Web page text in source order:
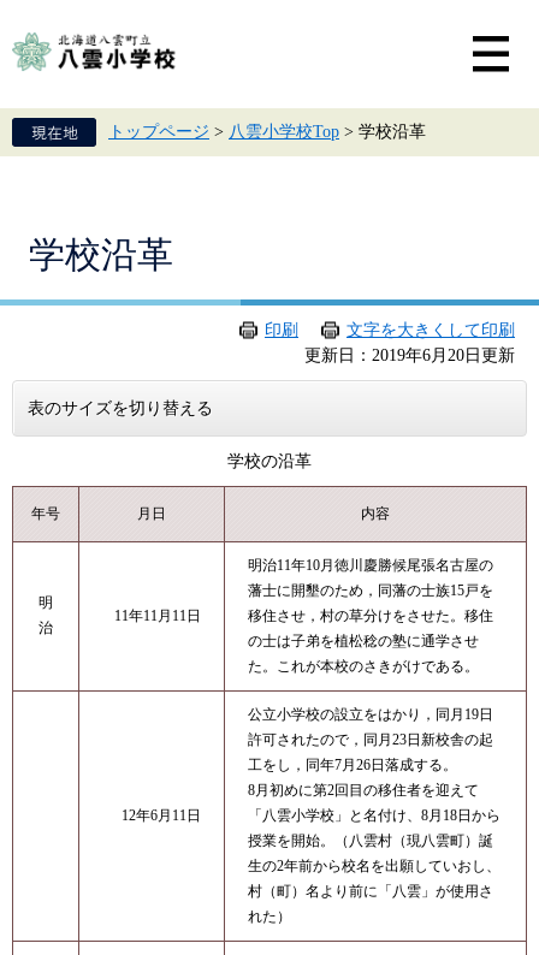
ジ
頭
で
す。
ュ
飛
ば
し
トップページ > 八雲小学校Top > 学校沿革
学校沿革
印刷
文字を大きくして印刷
更新日：2019年6月20日更新
表のサイズを切り替える
学校の沿革
年号 月日 内容
明
治
11年11月11日
明治11年10月徳川慶勝候尾張名古屋の
藩士に開墾のため，同藩の士族15戸を
移住させ，村の草分けをさせた。移住
の士は子弟を植松稔の塾に通学させ
た。これが本校のさきがけである。
12年6月11日
公立小学校の設立をはかり，同月19日
許可されたので，同月23日新校舎の起
工をし，同年7月26日落成する。
8月初めに第2回目の移住者を迎えて
「八雲小学校」と名付け、8月18日から
授業を開始。（八雲村（現八雲町）誕
生の2年前から校名を出願していおし、
村（町）名より前に「八雲」が使用さ
れた）